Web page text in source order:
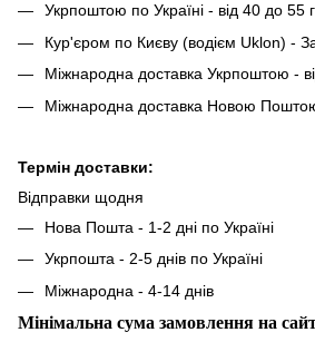
Укрпоштою по Україні - від 40 до 55
Кур'єром по Києву (водієм Uklon) -
Міжнародна доставка Укрпоштою -
Міжнародна доставка Новою
Термін доставки:
Відправки щодня
Нова Пошта - 1-2 дні по Україні
Укрпошта - 2-5 днів по Україні
Міжнародна - 4-14 днів
Мінімальна сума замовлення на